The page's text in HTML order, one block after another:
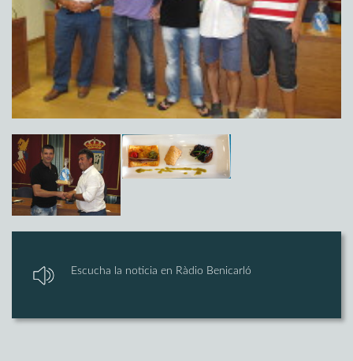
Escucha la noticia en Ràdio Benicarló